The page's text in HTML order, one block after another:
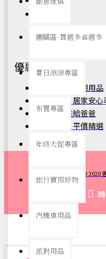
團購區-買越多省越多
夏日涼涼專區
布置專區
年終大促專區
旅行實用好物
汽機車用品
派對用品
優惠訊息
開學季｜新學期用品
防颱備品｜居家安
父親節｜送給爸爸
銅板好物｜平價精選
昀美生活 © 2020